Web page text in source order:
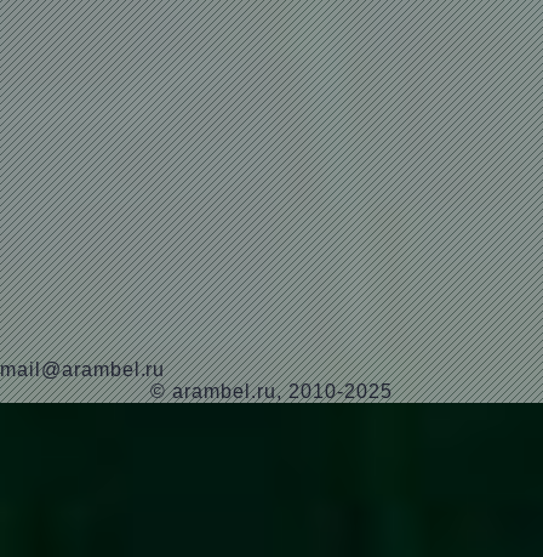
mail@arambel.ru
© arambel.ru, 2010-2025